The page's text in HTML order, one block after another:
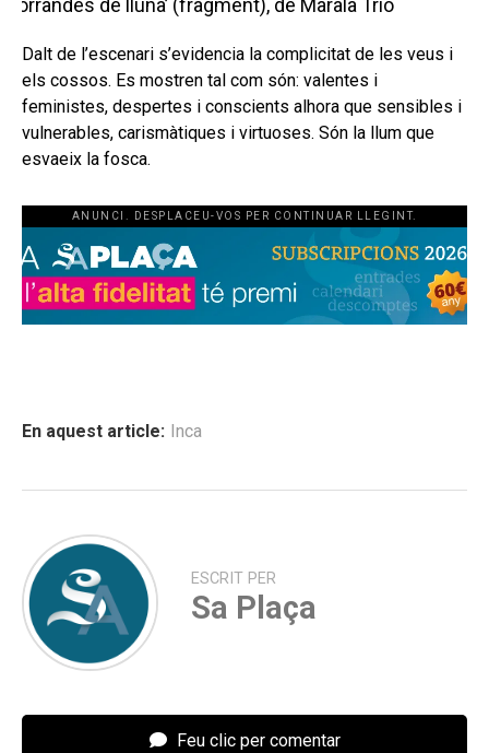
‘Corrandes de lluna’ (fragment), de Marala Trio
Dalt de l’escenari s’evidencia la complicitat de les veus i
els cossos. Es mostren tal com són: valentes i
feministes, despertes i conscients alhora que sensibles i
vulnerables, carismàtiques i virtuoses. Són la llum que
esvaeix la fosca.
ANUNCI. DESPLACEU-VOS PER CONTINUAR LLEGINT.
En aquest article: Inca
ESCRIT PER
Sa Plaça
Feu clic per comentar